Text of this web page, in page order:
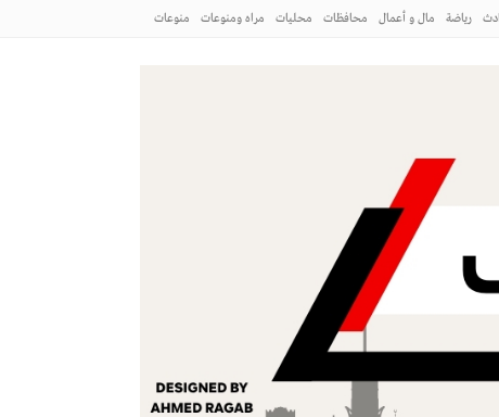
رياضة مال و أعمال محافظات محليات مراه ومنوعات منوعات